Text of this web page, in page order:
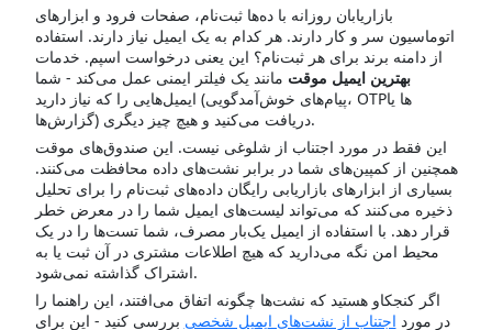
بازاریابان روزانه با ده‌ها ثبت‌نام، صفحات فرود و ابزارهای
اتوماسیون سر و کار دارند. هر کدام به یک ایمیل نیاز دارند. استفاده
از دامنه برند برای هر ثبت‌نام؟ این یعنی درخواست اسپم. خدمات
بهترین ایمیل موقت مانند یک فیلتر ایمنی عمل می‌کند - شما
ایمیل‌هایی را که نیاز دارید (پیام‌های خوش‌آمدگویی، OTPها یا
گزارش‌ها) دریافت می‌کنید و هیچ چیز دیگری.
این فقط در مورد اجتناب از شلوغی نیست. این صندوق‌های موقت
همچنین از کمپین‌های شما در برابر نشت‌های داده محافظت می‌کنند.
بسیاری از ابزارهای بازاریابی رایگان داده‌های ثبت‌نام را برای تحلیل
ذخیره می‌کنند که می‌تواند لیست‌های ایمیل شما را در معرض خطر
قرار دهد. با استفاده از ایمیل یک‌بار مصرف، شما تست‌ها را در یک
محیط امن نگه می‌دارید که هیچ اطلاعات مشتری در آن ثبت یا به
اشتراک گذاشته نمی‌شود.
اگر کنجکاو هستید که نشت‌ها چگونه اتفاق می‌افتند، این راهنما را
در مورد اجتناب از نشت‌های ایمیل شخصی بررسی کنید - این برای